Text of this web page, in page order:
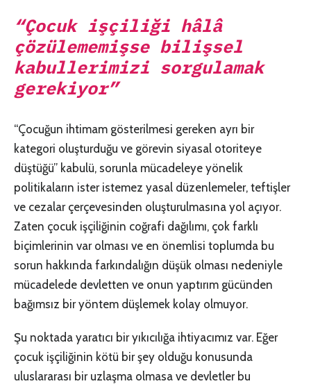
“Çocuk işçiliği hâlâ
çözülememişse bilişsel
kabullerimizi sorgulamak
gerekiyor”
“Çocuğun ihtimam gösterilmesi gereken ayrı bir
kategori oluşturduğu ve görevin siyasal otoriteye
düştüğü” kabulü, sorunla mücadeleye yönelik
politikaların ister istemez yasal düzenlemeler, teftişler
ve cezalar çerçevesinden oluşturulmasına yol açıyor.
Zaten çocuk işçiliğinin coğrafi dağılımı, çok farklı
biçimlerinin var olması ve en önemlisi toplumda bu
sorun hakkında farkındalığın düşük olması nedeniyle
mücadelede devletten ve onun yaptırım gücünden
bağımsız bir yöntem düşlemek kolay olmuyor.
Şu noktada yaratıcı bir yıkıcılığa ihtiyacımız var. Eğer
çocuk işçiliğinin kötü bir şey olduğu konusunda
uluslararası bir uzlaşma olmasa ve devletler bu